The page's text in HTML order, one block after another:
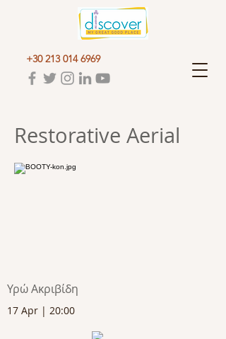
+30 213 014 6969
Restorative Aerial
Υρώ Ακριβίδη
17 Apr | 20:00